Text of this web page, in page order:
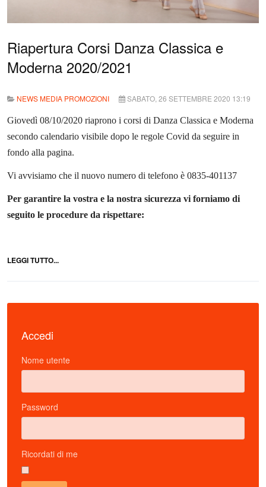
Riapertura Corsi Danza Classica e
Moderna 2020/2021
NEWS MEDIA PROMOZIONI SABATO, 26 SETTEMBRE 2020 13:19
Giovedì 08/10/2020 riaprono i corsi di Danza Classica e Moderna
secondo calendario visibile dopo le regole Covid da seguire in
fondo alla pagina.
Vi avvisiamo che il nuovo numero di telefono è 0835-401137
Per garantire la vostra e la nostra sicurezza vi forniamo di
seguito le procedure da rispettare:
LEGGI TUTTO...
Accedi
Nome utente
Password
Ricordati di me